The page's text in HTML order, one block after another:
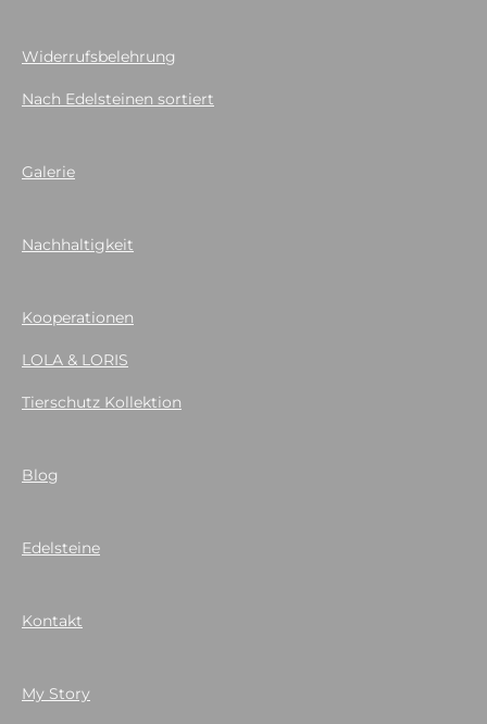
Widerrufsbelehrung
Nach Edelsteinen sortiert
Galerie
Nachhaltigkeit
Kooperationen
LOLA & LORIS
Tierschutz Kollektion
Blog
Edelsteine
Kontakt
My Story